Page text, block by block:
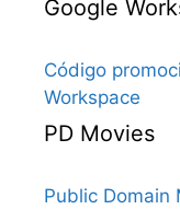
Google
Código
Workspace
PD Movies
Public Domain